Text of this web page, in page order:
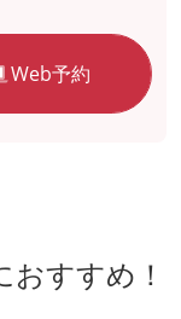
Web予約
すすめ！